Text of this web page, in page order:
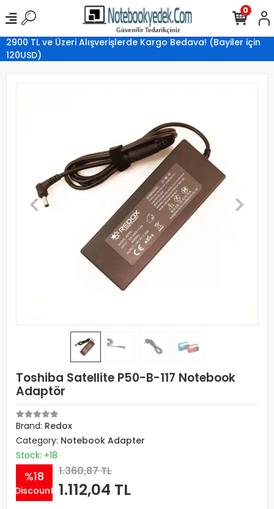
2900 TL ve Üzeri Alışverişlerde Kargo Bedava! (Bayiler için
120USD)
0
Toshiba Satellite P50-B-117 Notebook
Adaptör
Brand: Redox
Category: Notebook Adapter
Stock: +18
%18
Discount
1.360,87 TL
1.112,04 TL